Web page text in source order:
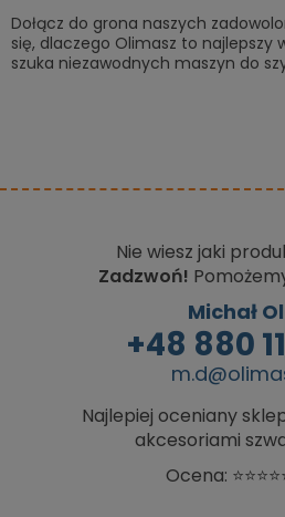
Dołącz do grona naszych
się, dlaczego Olimasz to najlepszy
szuka niezawodnych maszyn do
Nie wiesz jaki
Zadzwoń!
Michał
+48 880
Najlepiej oceniany
akcesoriami
Ocena: